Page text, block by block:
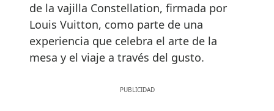
de la vajilla Constellation, firmada por
Louis Vuitton, como parte de una
experiencia que celebra el arte de la
mesa y el viaje a través del gusto.